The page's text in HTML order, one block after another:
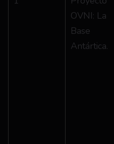
OVNI: La
Base
Antártica.